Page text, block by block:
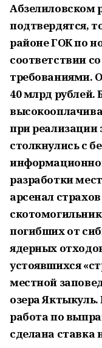
Абзелиловском
подтвердятся,
районе ГОК по
соответствии
требованиями.
40 млрд рублей.
при реализации
столкнулись с
разработки
арсенал
погибших от
ядерных
устоявшихся
местной
озера
работа по
сделана ставка